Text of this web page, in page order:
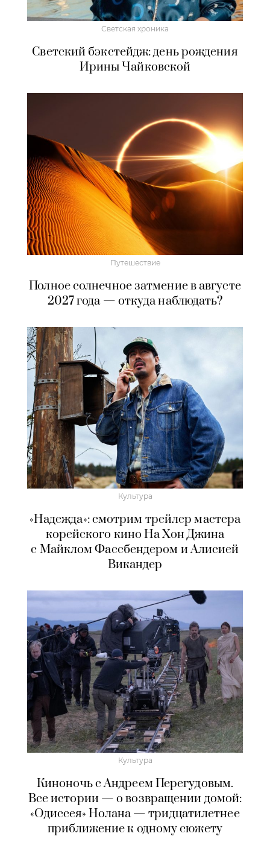
Светская хроника
Светский бэкстейдж: день рождения
Ирины Чайковской
Путешествие
Полное солнечное затмение в августе
2027 года — откуда наблюдать?
Культура
«Надежда»: смотрим трейлер мастера
корейского кино На Хон Джина
с Майклом Фассбендером и Алисией
Викандер
Культура
Киноночь с Андреем Перегудовым.
Все истории — о возвращении домой:
«Одиссея» Нолана — тридцатилетнее
приближение к одному сюжету